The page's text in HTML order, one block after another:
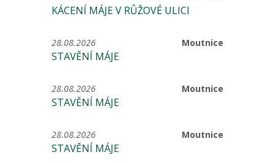
KÁCENÍ MÁJE V RŮŽOVÉ ULICI
Moutnice
28.08.2026
STAVĚNÍ MÁJE
Moutnice
28.08.2026
STAVĚNÍ MÁJE
Moutnice
28.08.2026
STAVĚNÍ MÁJE